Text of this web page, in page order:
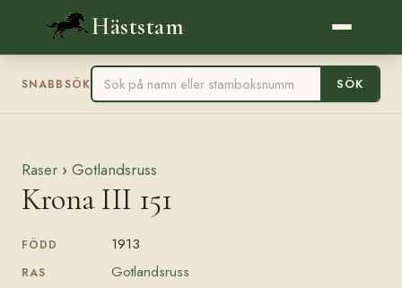
Häststam
SNABBSÖK SÖK
Raser › Gotlandsruss
Krona III 151
FÖDD 1913
RAS Gotlandsruss